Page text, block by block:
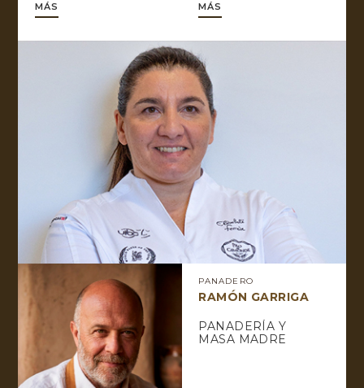
MÁS MÁS
PANADERO
RAMÓN GARRIGA
PANADERÍA Y
MASA MADRE